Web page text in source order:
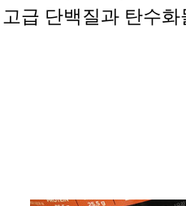
고급 단백질과 탄수